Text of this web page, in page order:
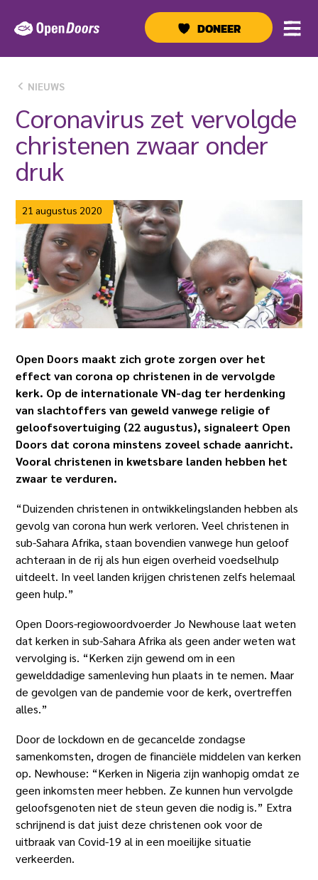
naar
inhoud
DONEER
NIEUWS
Coronavirus zet vervolgde
christenen zwaar onder
druk
21 augustus 2020
Open Doors maakt zich grote zorgen over het
effect van corona op christenen in de vervolgde
kerk. Op de internationale VN-dag ter herdenking
van slachtoffers van geweld vanwege religie of
geloofsovertuiging (22 augustus), signaleert Open
Doors dat corona minstens zoveel schade aanricht.
Vooral christenen in kwetsbare landen hebben het
zwaar te verduren.
“Duizenden christenen in ontwikkelingslanden hebben als
gevolg van corona hun werk verloren. Veel christenen in
sub-Sahara Afrika, staan bovendien vanwege hun geloof
achteraan in de rij als hun eigen overheid voedselhulp
uitdeelt. In veel landen krijgen christenen zelfs helemaal
geen hulp.”
Open Doors-regiowoordvoerder Jo Newhouse laat weten
dat kerken in sub-Sahara Afrika als geen ander weten wat
vervolging is. “Kerken zijn gewend om in een
gewelddadige samenleving hun plaats in te nemen. Maar
de gevolgen van de pandemie voor de kerk, overtreffen
alles.”
Door de lockdown en de gecancelde zondagse
samenkomsten, drogen de financiële middelen van kerken
op. Newhouse: “Kerken in Nigeria zijn wanhopig omdat ze
geen inkomsten meer hebben. Ze kunnen hun vervolgde
geloofsgenoten niet de steun geven die nodig is.” Extra
schrijnend is dat juist deze christenen ook voor de
uitbraak van Covid-19 al in een moeilijke situatie
verkeerden.